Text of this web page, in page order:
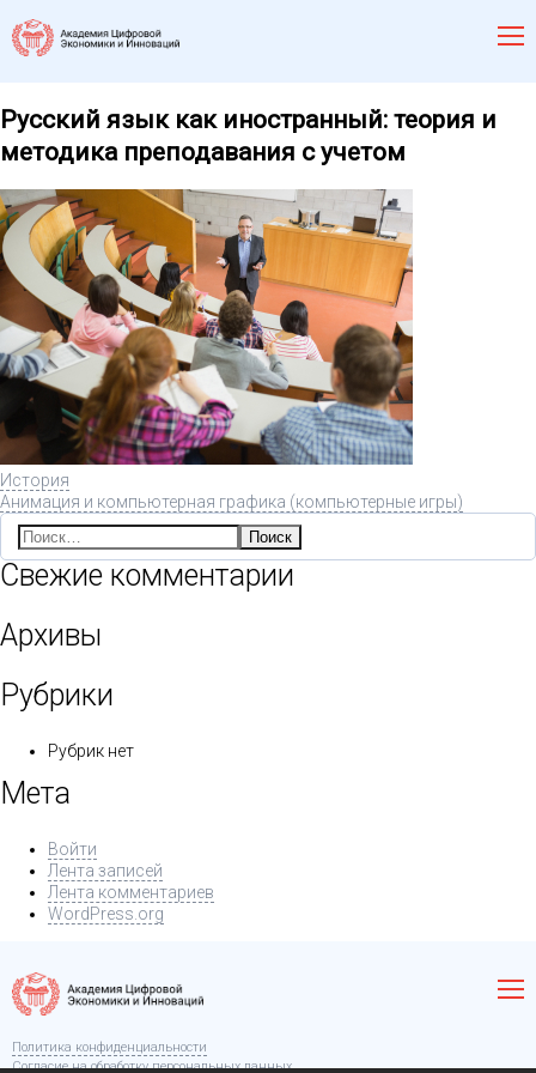
Русский язык как иностранный: теория и
методика преподавания с учетом
История
Анимация и компьютерная графика (компьютерные игры)
Найти:
Свежие комментарии
Архивы
Рубрики
Рубрик нет
Мета
Войти
Лента записей
Лента комментариев
WordPress.org
Политика конфиденциальности
Согласие на обработку персональных данных